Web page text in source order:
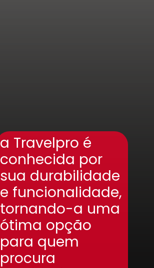
a Travelpro é
conhecida por
sua durabilidade
e funcionalidade,
tornando-a uma
ótima opção
para quem
procura